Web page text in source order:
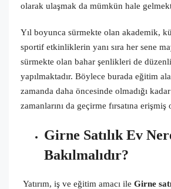
olarak ulaşmak da mümkün hale
Yıl boyunca sürmekte olan akademik,
sportif etkinliklerin yanı sıra her sene
sürmekte olan bahar şenlikleri de
yapılmaktadır. Böylece burada eğitim
zamanda daha öncesinde olmadığı
zamanlarını da geçirme fırsatına erişmiş
Girne Satılık Ev
Bakılmalıdır?
Yatırım, iş ve eğitim amacı ile Girne